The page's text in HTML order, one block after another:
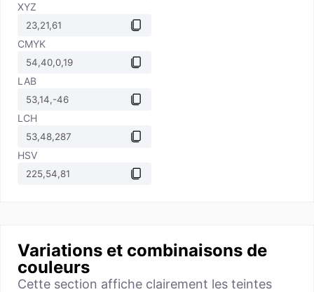
XYZ
CMYK
LAB
LCH
HSV
Variations et combinaisons de
couleurs
Cette section affiche clairement les teintes